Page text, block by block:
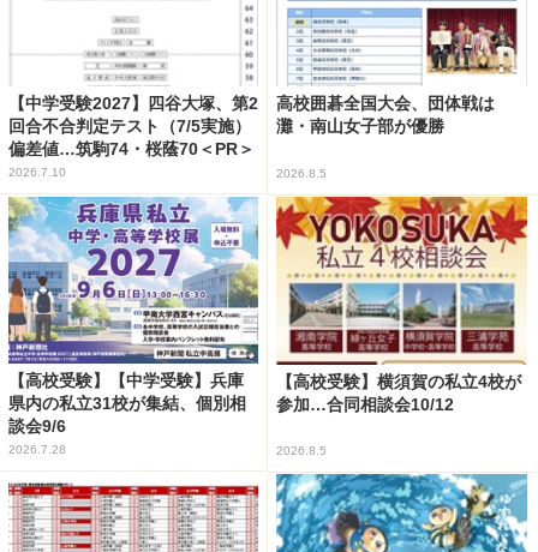
【中学受験2027】四谷大塚、第2
回合不合判定テスト（7/5実施）
偏差値…筑駒74・桜蔭70＜PR＞
2026.7.10
高校囲碁全国大会、団体戦は
灘・南山女子部が優勝
2026.8.5
【高校受験】【中学受験】兵庫
県内の私立31校が集結、個別相
談会9/6
2026.7.28
【高校受験】横須賀の私立4校が
参加…合同相談会10/12
2026.8.5